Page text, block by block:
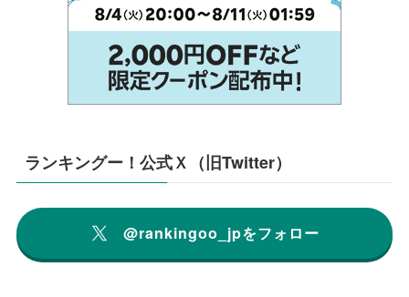
ランキングー！公式Ｘ（旧Twitter）
@rankingoo_jpをフォロー